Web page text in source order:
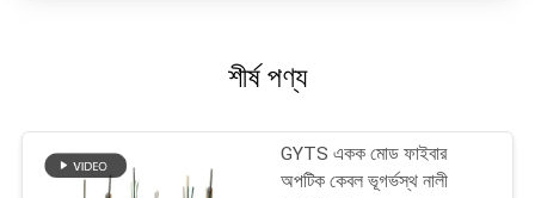
শীর্ষ পণ্য
GYTS একক মোড ফাইবার
অপটিক কেবল ভূগর্ভস্থ নালী